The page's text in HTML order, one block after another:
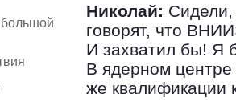
Николай:
говорят, что
И захватил бы! Я
В ядерном
же квалификации